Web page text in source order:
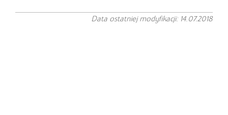
Data ostatniej modyfikacji: 14.07.2018